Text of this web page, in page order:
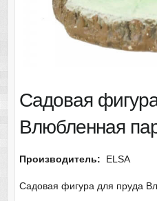
Садовая
Влюбленная
Производитель: ELSA
Садовая фигура для пруда